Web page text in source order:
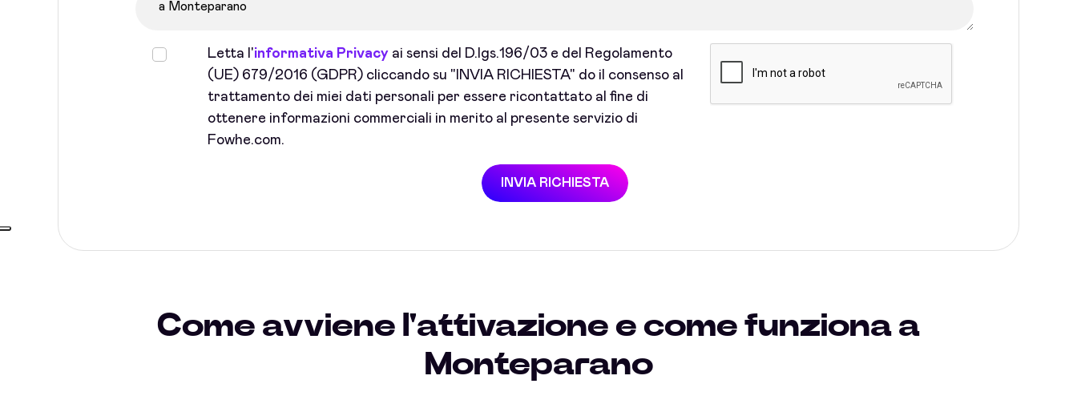
Letta l'informativa Privacyai sensi del D.lgs.196/03 e del Regolamento
(UE) 679/2016 (GDPR) cliccando su "INVIA RICHIESTA" do il consenso al
trattamento dei miei dati personali per essere ricontattato al fine di
ottenere informazioni commerciali in merito al presente servizio di
Fowhe.com.
INVIA RICHIESTA
Come avviene l'attivazione e come funziona a
Monteparano